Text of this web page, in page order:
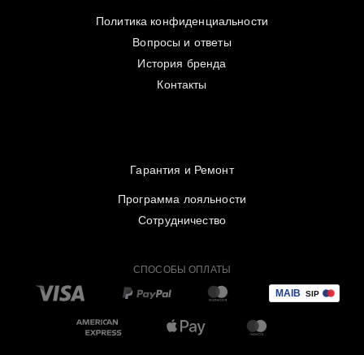
Политика конфиденциальности
Вопросы и ответы
История бренда
Контакты
Гарантия и Ремонт
Программа лояльности
Сотрудничество
СПОСОБЫ ОПЛАТЫ